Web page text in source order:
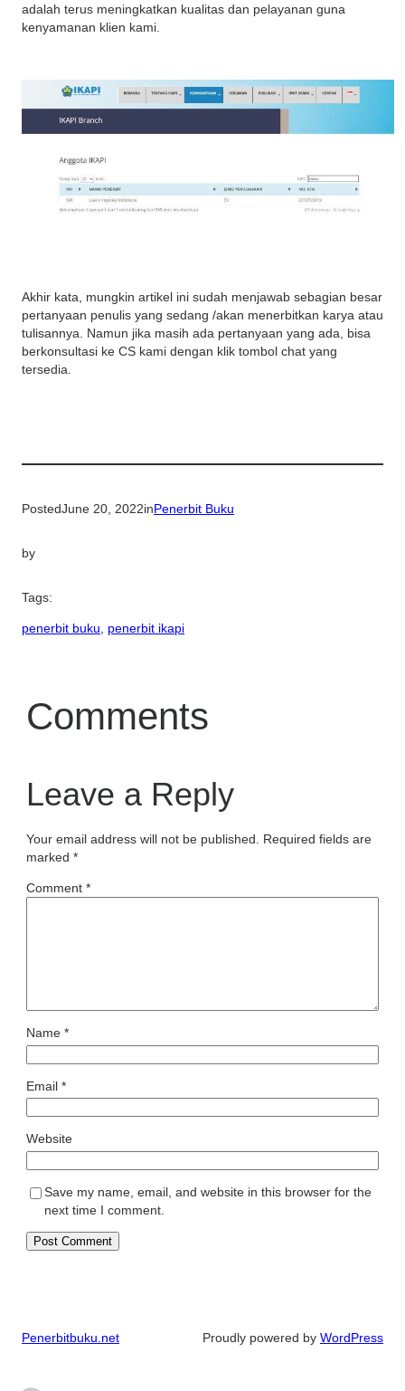
adalah terus meningkatkan kualitas dan pelayanan guna
kenyamanan klien kami.
Akhir kata, mungkin artikel ini sudah menjawab sebagian besar
pertanyaan penulis yang sedang /akan menerbitkan karya atau
tulisannya. Namun jika masih ada pertanyaan yang ada, bisa
berkonsultasi ke CS kami dengan klik tombol chat yang
tersedia.
PostedJune 20, 2022inPenerbit Buku
by
Tags:
penerbit buku penerbit ikapi
Comments
Leave a Reply
Your email address will not be published. Required fields are
marked *
Comment *
Name *
Email *
Website
Save my name, email, and website in this browser for the
next time I comment.
Penerbitbuku.net Proudly powered by WordPress